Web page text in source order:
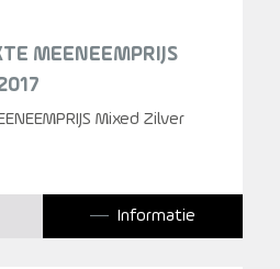
MEENEEMPRIJS
Mixed Zilver
Informatie